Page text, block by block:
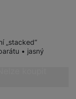
„stacked“
• jasný